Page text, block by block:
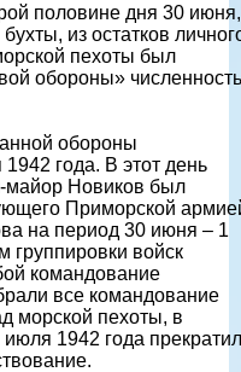
половине дня 30 июня,
из остатков
пехоты был
обороны»
обороны
года. В этот день
майор Новиков был
Приморской
на период 30 июня – 1
группировки войск
командование
все командование
морской пехоты, в
июля 1942 года